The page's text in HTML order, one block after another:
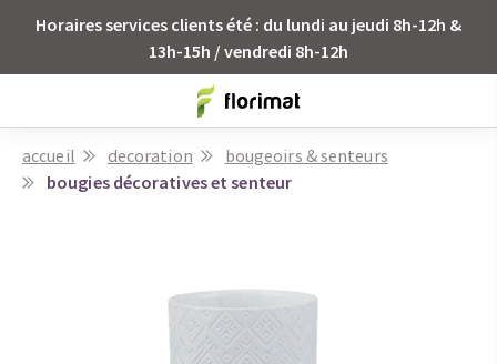
Horaires services clients été : du lundi au jeudi 8h-12h &
13h-15h / vendredi 8h-12h
accueil decoration
bougeoirs & senteurs
bougies décoratives et senteur